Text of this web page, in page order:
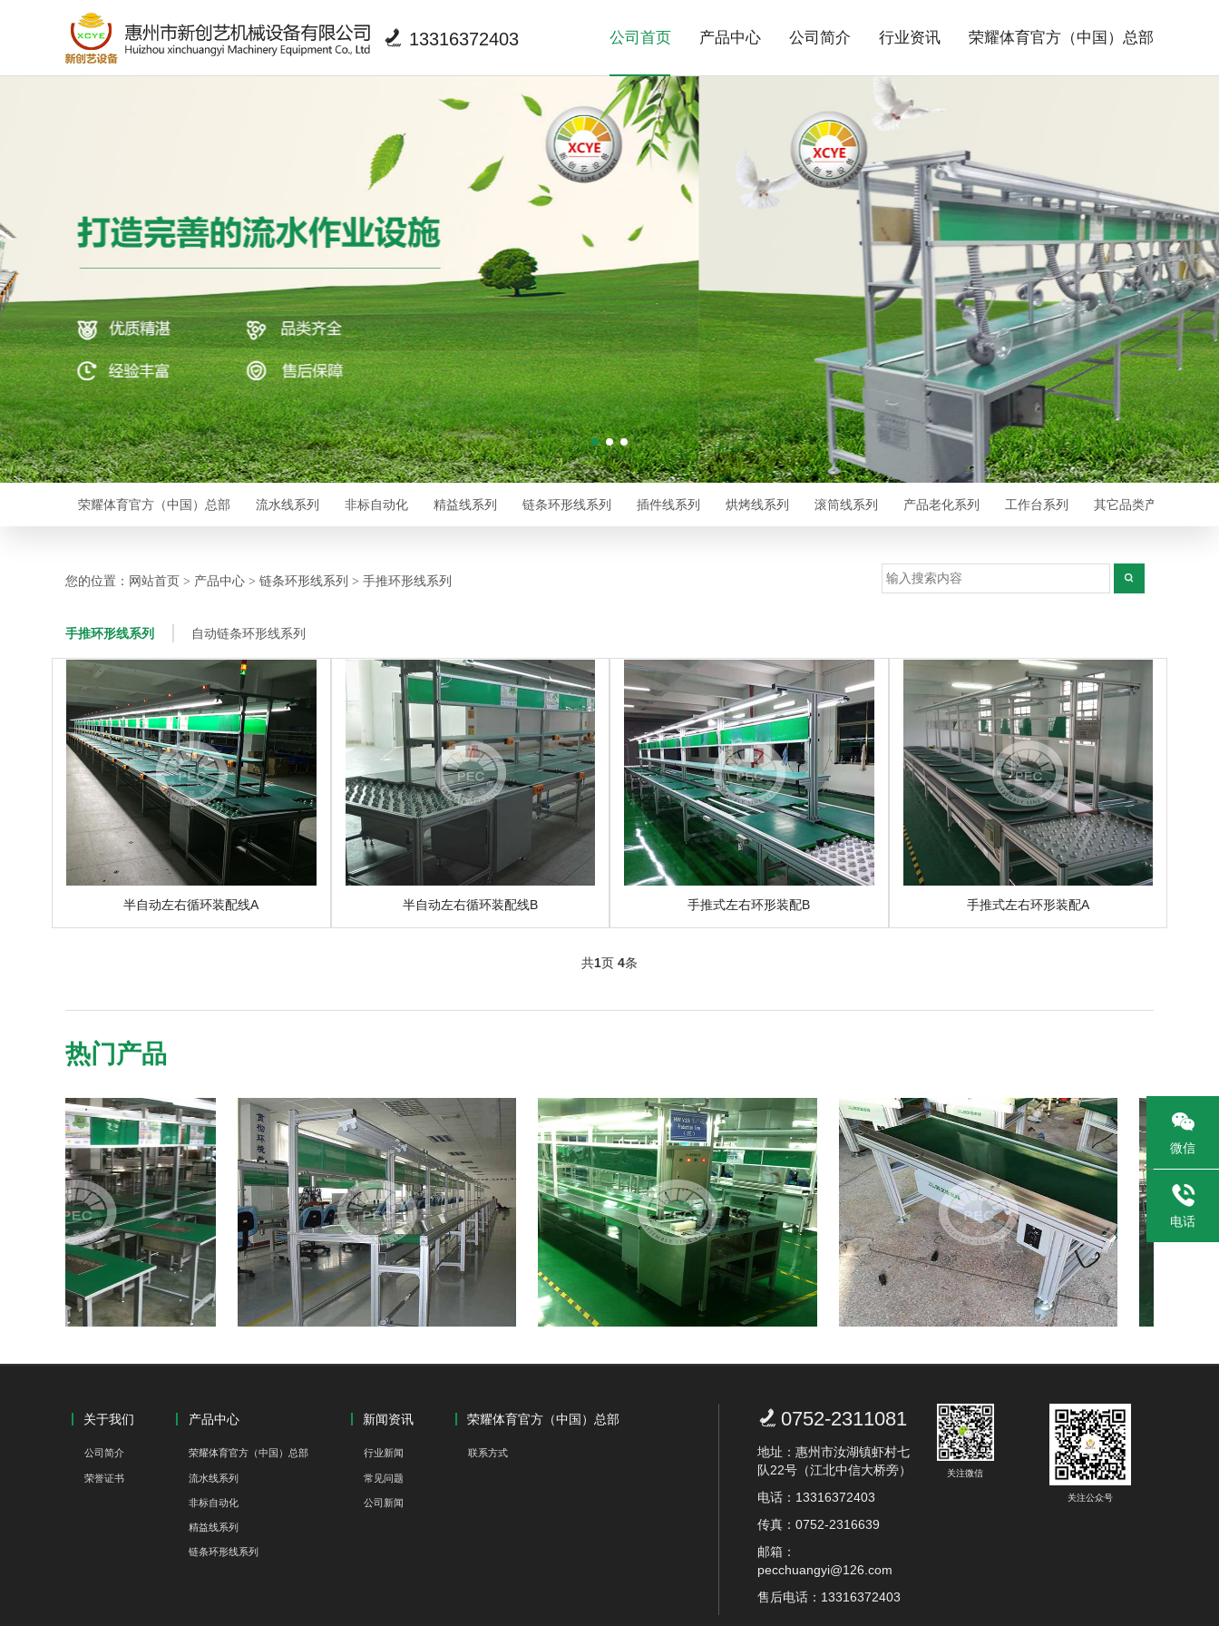
 13316372403 公司首页 产品中心
流水线系列
非标自动化
>
插件线系列 >
烘烤线系列
>
公司简介 行业资讯
常见问题
荣耀体育官方（中国）总部
网站地图
荣耀体育官方（中国）总部 流水线系列 非标自动化 精益线系列 链条环形线系列 插件线系列 烘烤线系列 滚筒线系列 产品老化系列 工作台系列 其它品类产品
您的位置： 网站首页 > 产品中心 > 链条环形线系列 > 手推环形线系列 
手推环形线系列 自动链条环形线系列
半自动左右循环装配线A 半自动左右循环装配线B 手推式左右环形装配B 手推式左右环形装配A
共1页 4条
热门产品
关于我们
公司简介
荣誉证书
产品中心
荣耀体育官方（中国）总部
流水线系列
非标自动化
精益线系列
链条环形线系列
新闻资讯
行业新闻
常见问题
公司新闻
荣耀体育官方（中国）总部
联系方式
 0752-2311081
地址：惠州市汝湖镇虾村七
队22号（江北中信大桥旁）
电话：13316372403
传真：0752-2316639
邮箱：
pecchuangyi@126.com
售后电话：13316372403
关注微信
关注公众号

微信

电话